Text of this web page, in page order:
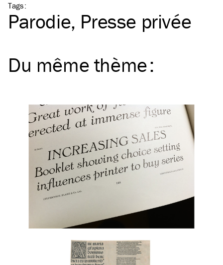
Tags:
Parodie Presse privée
Du même thème: